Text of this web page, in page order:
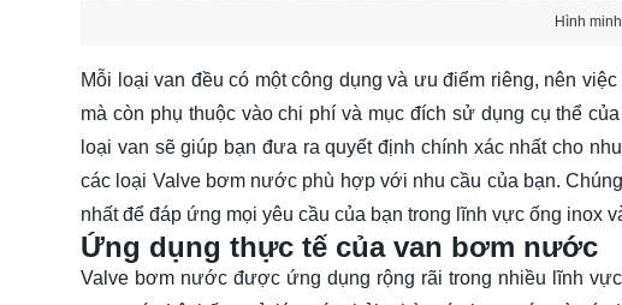
Hình
Mỗi loại van đều có một công dụng và ưu điểm riêng, nên
mà còn phụ thuộc vào chi phí và mục đích sử dụng cụ thể
loại van sẽ giúp bạn đưa ra quyết định chính xác nhất cho
các loại Valve bơm nước phù hợp với nhu cầu của bạn.
nhất để đáp ứng mọi yêu cầu của bạn trong lĩnh vực ống inox
Ứng dụng thực tế của van bơm nước
Valve bơm nước được ứng dụng rộng rãi trong nhiều lĩnh